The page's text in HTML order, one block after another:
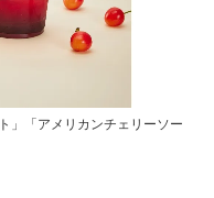
」「アメリカンチェリーソー